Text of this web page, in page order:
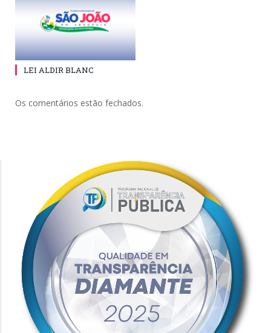
LEI ALDIR BLANC
Os comentários estão fechados.